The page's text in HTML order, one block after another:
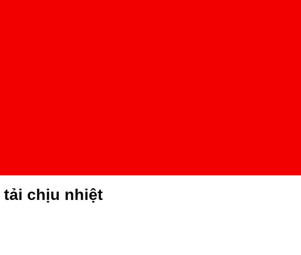
chịu nhiệt